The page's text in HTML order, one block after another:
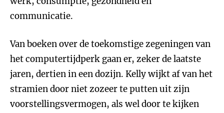
communicatie.
Van boeken over de toekomstige zegeningen van
het computertijdperk gaan er, zeker de laatste
jaren, dertien in een dozijn. Kelly wijkt af van het
stramien door niet zozeer te putten uit zijn
voorstellingsvermogen, als wel door te kijken